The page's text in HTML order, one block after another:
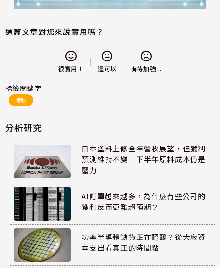
這篇文章對您來說實用嗎？
很實用！ 還可以 有待加強...
標籤關鍵字
港股
分析研究
日本塗料上修全年營收展望，但獲利
預測維持不變 下半年原料成本仍是
壓力
AI訂單越來越多，為什麼有些公司的
獲利反而更難超預期？
功率半導體缺貨正在醞釀？從大廠資
本支出看真正的時間點